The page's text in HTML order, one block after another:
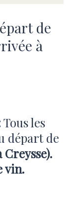
de
à
Tous les
départ de
vin.